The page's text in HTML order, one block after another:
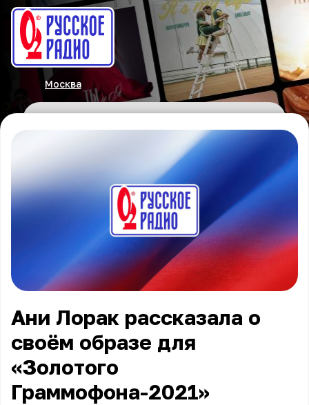
Москва
Ани Лорак рассказала о
своём образе для
«Золотого
Граммофона-2021»